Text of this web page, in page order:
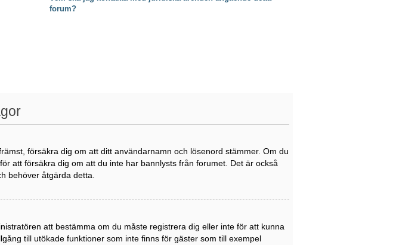
forum?
försäkra dig om att ditt användarnamn och lösenord stämmer. Om du
att försäkra dig om att du inte har bannlysts från forumet. Det är också
behöver åtgärda detta.
att bestämma om du måste registrera dig eller inte för att kunna
till utökade funktioner som inte finns för gäster som till exempel